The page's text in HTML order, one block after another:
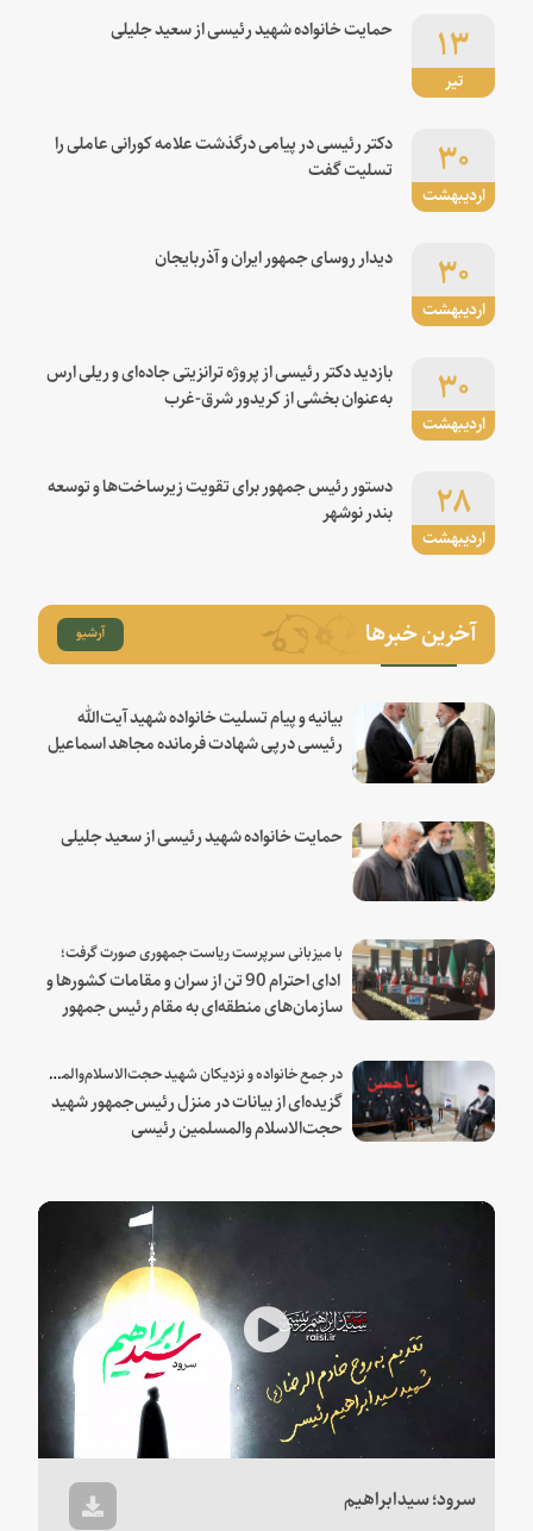
تیر
۱۳ حمایت خانواده شهید رئیسی از سعید جلیلی
اردیبهشت
۳۰
دکتر رئیسی در پیامی درگذشت علامه کورانی عاملی را
تسلیت گفت
اردیبهشت
۳۰ دیدار روسای جمهور ایران و آذربایجان
اردیبهشت
۳۰
بازدید دکتر رئیسی از پروژه ترانزیتی جاده‌ای و ریلی ارس
به‌عنوان بخشی از کریدور شرق-غرب
اردیبهشت
۲۸
دستور رئیس جمهور برای تقویت زیرساخت‌ها و توسعه
بندر نوشهر
آخرین خبرها آرشیو
بیانیه و پیام تسلیت خانواده شهید آیت‌الله
رئیسی درپی شهادت فرمانده مجاهد اسماعیل
حمایت خانواده شهید رئیسی از سعید جلیلی
با میزبانی سرپرست ریاست جمهوری صورت گرفت؛
ادای احترام 90 تن از سران و مقامات کشورها و
سازمان‌های منطقه‌ای به مقام رئیس جمهور
در جمع خانواده و نزدیکان شهید حجت‌الاسلام‌والمسلمین رئیسی:
گزیده‌ای از بیانات در منزل رئیس‌جمهور شهید
حجت‌الاسلام والمسلمین رئیسی
Play
Video
سرود؛ سیدابراهیم